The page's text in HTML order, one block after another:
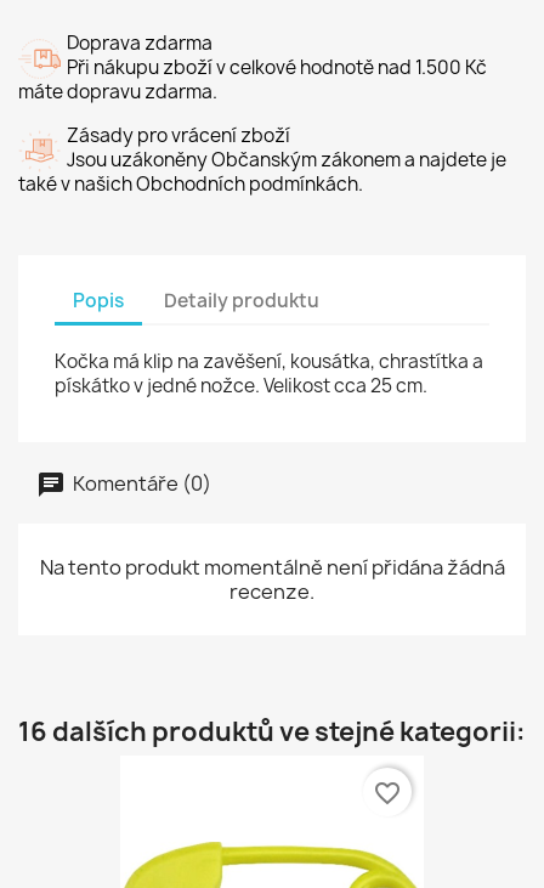
Doprava zdarma
Při nákupu zboží v celkové hodnotě nad 1.500 Kč
máte dopravu zdarma.
Zásady pro vrácení zboží
Jsou uzákoněny Občanským zákonem a najdete je
také v našich Obchodních podmínkách.
Popis Detaily produktu
Kočka má klip na zavěšení, kousátka, chrastítka a
pískátko v jedné nožce. Velikost cca 25 cm.
Komentáře (0)
Na tento produkt momentálně není přidána žádná
recenze.
16 dalších produktů ve stejné kategorii:
favorite_border